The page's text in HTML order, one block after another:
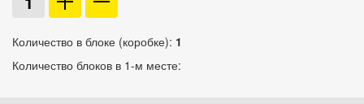
Количество в блоке (коробке): 1
Количество блоков в 1-м месте: